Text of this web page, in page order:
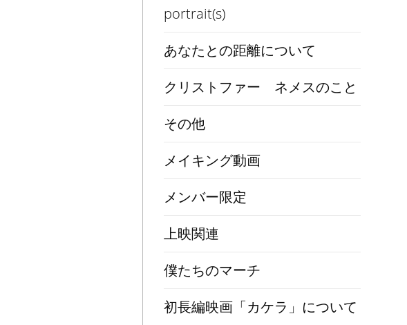
portrait(s)
あなたとの距離について
クリストファー ネメスのこと
その他
メイキング動画
メンバー限定
上映関連
僕たちのマーチ
初長編映画「カケラ」について